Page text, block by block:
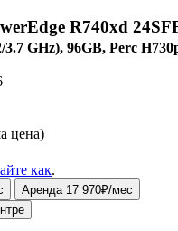
R740xd
3.7 GHz), 96GB, Perc
цена)
как.
Аренда 17 970₽/мес